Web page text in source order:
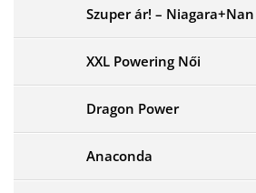
Szuper ár! –
XXL Powering Női
Dragon Power
Anaconda